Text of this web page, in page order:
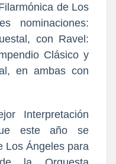
de Los
nominaciones:
con Ravel:
Clásico y
en ambas con
Interpretación
este año se
Los Ángeles para